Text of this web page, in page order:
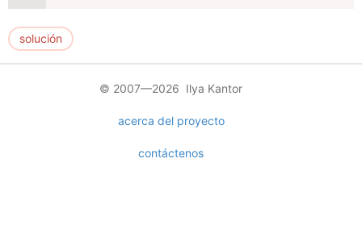
solución
© 2007—2026 Ilya Kantor
acerca del proyecto
contáctenos